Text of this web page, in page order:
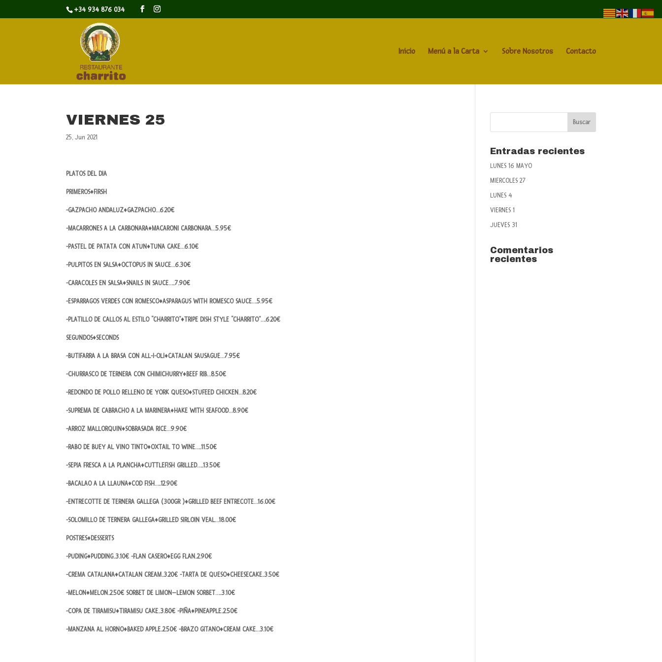
+34 934 876 034
Inicio Menú a la Carta Sobre Nosotros Contacto
VIERNES 25
25, Jun 2021
PLATOS DEL DIA
PRIMEROS♦FIRSH
-GAZPACHO ANDALUZ♦GAZPACHO…6.20€
-MACARRONES A LA CARBONARA♦MACARONI CARBONARA…5.95€
-PASTEL DE PATATA CON ATUN♦TUNA CAKE…6.10€
-PULPITOS EN SALSA♦OCTOPUS IN SAUCE…6.30€
-CARACOLES EN SALSA♦SNAILS IN SAUCE…..7.90€
-ESPARRAGOS VERDES CON ROMESCO♦ASPARAGUS WITH ROMESCO SAUCE….5.95€
-PLATILLO DE CALLOS AL ESTILO “CHARRITO”♦TRIPE DISH STYLE “CHARRITO”….6.20€
SEGUNDOS♦SECONDS
-BUTIFARRA A LA BRASA CON ALL-I-OLI♦CATALAN SAUSAGUE…7.95€
-CHURRASCO DE TERNERA CON CHIMICHURRY♦BEEF RIB…8.50€
-REDONDO DE POLLO RELLENO DE YORK QUESO♦STUFEED CHICKEN…8.20€
-SUPREMA DE CABRACHO A LA MARINERA♦HAKE WITH SEAFOOD…8.90€
-ARROZ MALLORQUIN♦SOBRASADA RICE…9.90€
-RABO DE BUEY AL VINO TINTO♦OXTAIL TO WINE…..11.50€
-SEPIA FRESCA A LA PLANCHA♦CUTTLEFISH GRILLED…..13.50€
-BACALAO A LA LLAUNA♦COD FISH…..12.90€
-ENTRECOTTE DE TERNERA GALLEGA (300GR )♦GRILLED BEEF ENTRECOTE…16.00€
-SOLOMILLO DE TERNERA GALLEGA♦GRILLED SIRLOIN VEAL…18.00€
POSTRES♦DESSERTS
-PUDING♦PUDDING..3.10€ -FLAN CASERO♦EGG FLAN..2.90€
-CREMA CATALANA♦CATALAN CREAM..3.20€ -TARTA DE QUESO♦CHEESECAKE..3.50€
-MELON♦MELON..2.50€ SORBET DE LIMON–LEMON SORBET…..3.10€
-COPA DE TIRAMISU♦TIRAMISU CAKE..3.80€ -PIÑA♦PINEAPPLE..2.50€
-MANZANA AL HORNO♦BAKED APPLE..2.50€ -BRAZO GITANO♦CREAM CAKE…3.10€
Entradas recientes
LUNES 16 MAYO
MIERCOLES 27
LUNES 4
VIERNES 1
JUEVES 31
Comentarios
recientes